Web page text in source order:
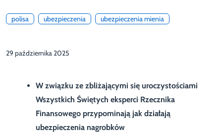
polisa ubezpieczenia ubezpieczenia mienia
29 października 2025
W związku ze zbliżającymi się uroczystościami
Wszystkich Świętych eksperci Rzecznika
Finansowego przypominają jak działają
ubezpieczenia nagrobków